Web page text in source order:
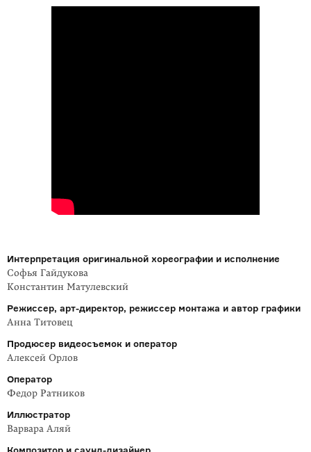
Интерпретация оригинальной хореографии и исполнение
Софья Гайдукова
Константин Матулевский
Режиссер, арт-директор, режиссер монтажа и автор графики
Анна Титовец
Продюсер видеосъемок и оператор
Алексей Орлов
Оператор
Федор Ратников
Иллюстратор
Варвара Аляй